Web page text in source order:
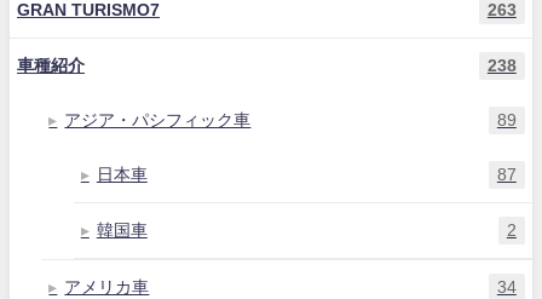
GRAN TURISMO7 263
車種紹介 238
アジア・パシフィック車 89
日本車 87
韓国車 2
アメリカ車 34